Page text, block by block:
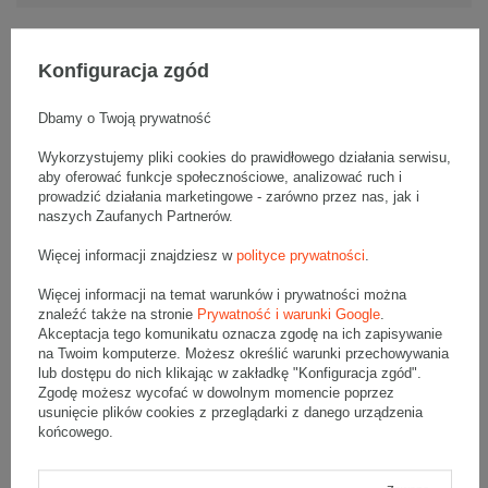
Komplet szarych kartonów klapowych - 10 szt.
Wymiary zewnętrzne: 600x400x250mm (długość x szerokość x
wysokość)
Opakowanie wykonane jest z tektury falistej 3-warstwowej, fala B
• zewnętrzne:600x400x250 mm
594x394x238 mm
• pojemność:55 l
Materiał:
• tektura falista:3-warstwowa
• fala:B
Konfiguracja zgód
Dbamy o Twoją prywatność
Wykorzystujemy pliki cookies do prawidłowego działania serwisu,
aby oferować funkcje społecznościowe, analizować ruch i
prowadzić działania marketingowe - zarówno przez nas, jak i
naszych Zaufanych Partnerów.
Więcej informacji znajdziesz w polityce prywatności.
Więcej informacji na temat warunków i prywatności można
znaleźć także na stronie Prywatność i warunki Google.
Akceptacja tego komunikatu oznacza zgodę na ich zapisywanie
na Twoim komputerze. Możesz określić warunki przechowywania
lub dostępu do nich klikając w zakładkę "Konfiguracja zgód".
Zgodę możesz wycofać w dowolnym momencie poprzez
usunięcie plików cookies z przeglądarki z danego urządzenia
końcowego.